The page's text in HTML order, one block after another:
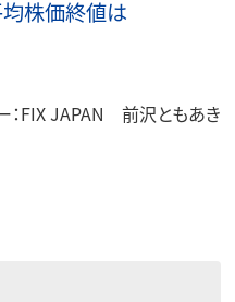
株価終値は
：FIX JAPAN 前沢ともあき